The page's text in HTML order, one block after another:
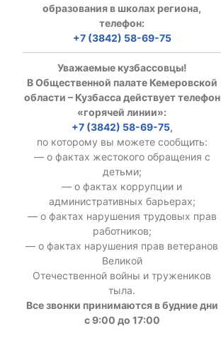
образования в школах региона,
телефон:
+7 (3842) 58-69-75
Уважаемые кузбассовцы!
В Общественной палате Кемеровской
области – Кузбасса действует телефон
«горячей линии»:
+7 (3842) 58-69-75,
по которому вы можете сообщить:
— о фактах жестокого обращения с
детьми;
— о фактах коррупции и
административных барьерах;
— о фактах нарушения трудовых прав
работников;
— о фактах нарушения прав ветеранов
Великой
Отечественной войны и тружеников
тыла.
Все звонки принимаются в будние дни
с 9:00 до 17:00